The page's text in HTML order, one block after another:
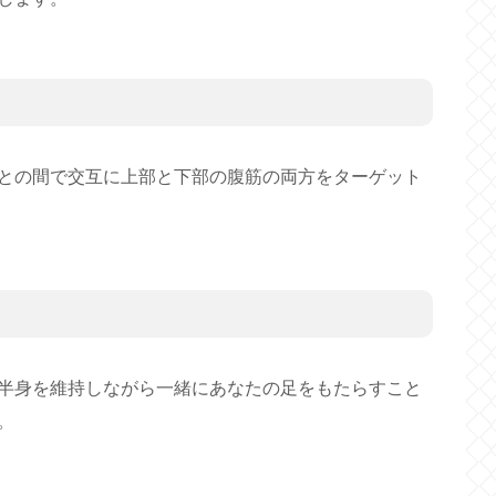
間で交互に上部と下部の腹筋の両方をターゲット
身を維持しながら一緒にあなたの足をもたらすこと